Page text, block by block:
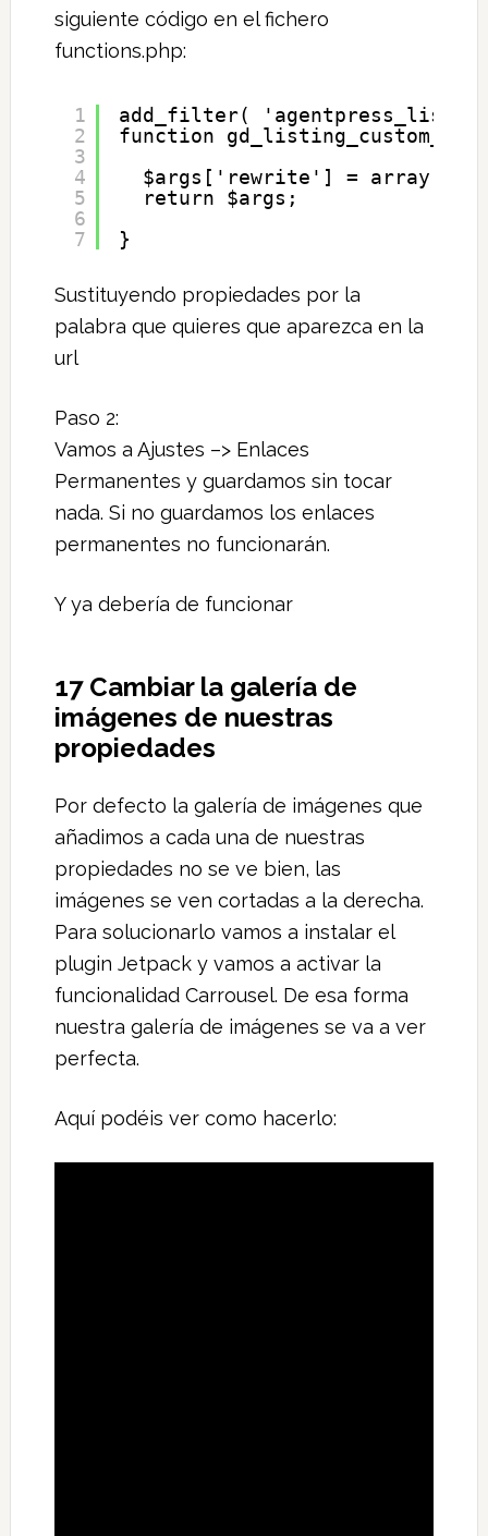
siguiente código en el fichero
functions.php:
1
2
3
4
5
6
7
add_filter(
function
$args['rewrite'] =
return $args;
}
Sustituyendo propiedades por la
palabra que quieres que aparezca en la
url
Paso 2:
Vamos a Ajustes –> Enlaces
Permanentes y guardamos sin tocar
nada. Si no guardamos los enlaces
permanentes no funcionarán.
Y ya debería de funcionar
17 Cambiar la galería de
imágenes de nuestras
propiedades
Por defecto la galería de imágenes que
añadimos a cada una de nuestras
propiedades no se ve bien, las
imágenes se ven cortadas a la derecha.
Para solucionarlo vamos a instalar el
plugin Jetpack y vamos a activar la
funcionalidad Carrousel. De esa forma
nuestra galería de imágenes se va a ver
perfecta.
Aquí podéis ver como hacerlo: